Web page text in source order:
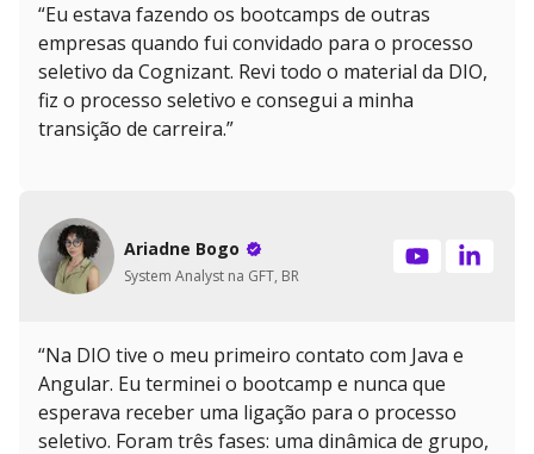
“Eu estava fazendo os bootcamps de outras
empresas quando fui convidado para o processo
seletivo da Cognizant. Revi todo o material da DIO,
fiz o processo seletivo e consegui a minha
transição de carreira.”
Ariadne Bogo
System Analyst na GFT, BR
“Na DIO tive o meu primeiro contato com Java e
Angular. Eu terminei o bootcamp e nunca que
esperava receber uma ligação para o processo
seletivo. Foram três fases: uma dinâmica de grupo,